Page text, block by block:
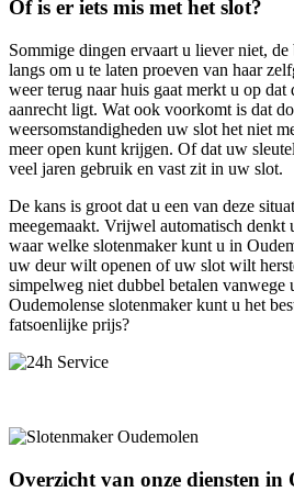
Of is er iets mis met het slot?
Sommige dingen ervaart u liever niet,
langs om u te laten proeven van haar
weer terug naar huis gaat merkt u op dat
aanrecht ligt. Wat ook voorkomt is dat
weersomstandigheden uw slot het niet
meer open kunt krijgen. Of dat uw
veel jaren gebruik en vast zit in uw slot.
De kans is groot dat u een van deze
meegemaakt. Vrijwel automatisch denkt
waar welke slotenmaker kunt u in
uw deur wilt openen of uw slot wilt
simpelweg niet dubbel betalen vanwege
Oudemolense slotenmaker kunt u het
fatsoenlijke prijs?
Overzicht van onze diensten in